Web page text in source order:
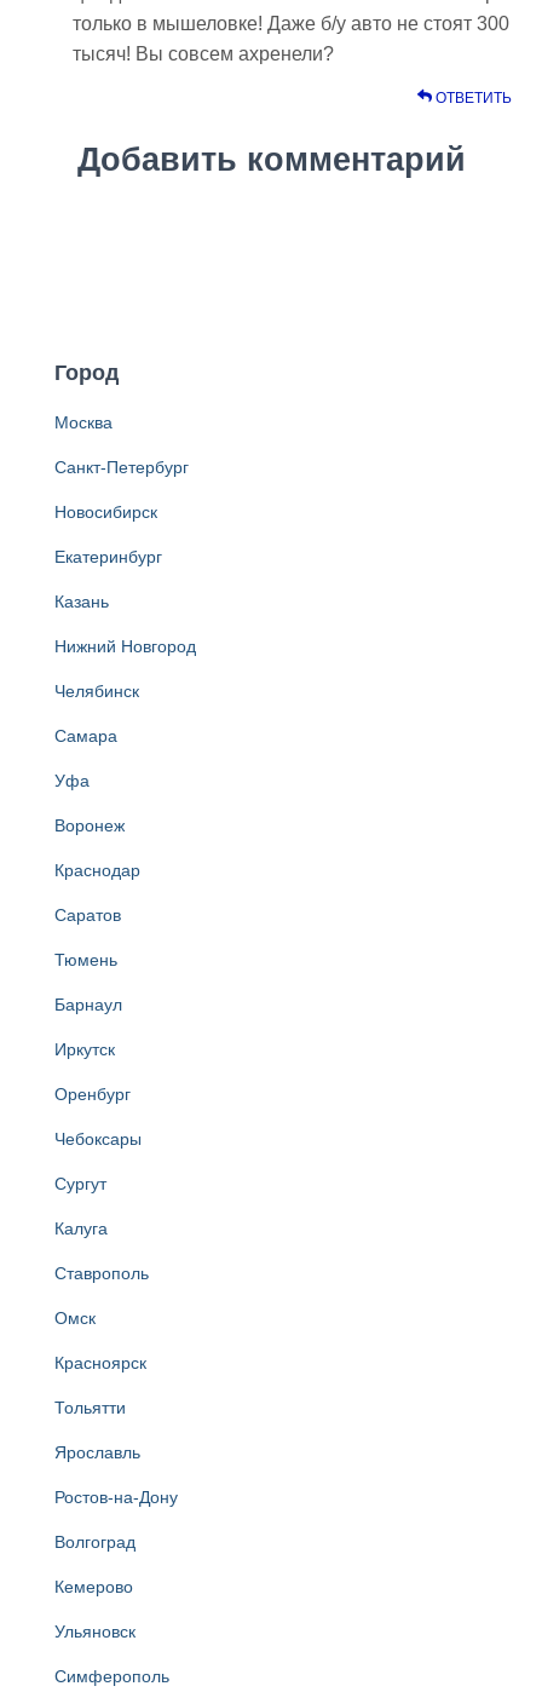
только в мышеловке! Даже б/у авто не стоят 300
тысяч! Вы совсем ахренели?
ОТВЕТИТЬ
Добавить комментарий
Город
Москва
Санкт-Петербург
Новосибирск
Екатеринбург
Казань
Нижний Новгород
Челябинск
Самара
Уфа
Воронеж
Краснодар
Саратов
Тюмень
Барнаул
Иркутск
Оренбург
Чебоксары
Сургут
Калуга
Ставрополь
Омск
Красноярск
Тольятти
Ярославль
Ростов-на-Дону
Волгоград
Кемерово
Ульяновск
Симферополь